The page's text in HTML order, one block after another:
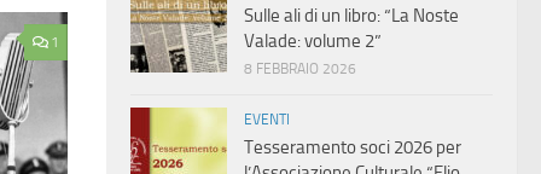
1
Sulle ali di un libro: “La Noste
Valade: volume 2”
8 FEBBRAIO 2026
EVENTI
Tesseramento soci 2026 per